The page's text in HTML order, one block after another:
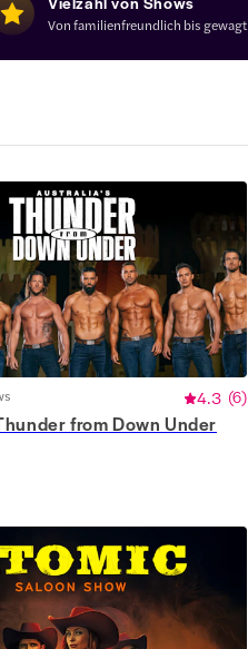
Von familienfreundlich bis gewagt
4.3 (6)
from Down Under